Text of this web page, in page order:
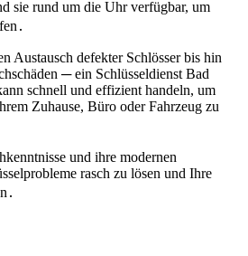
sie rund um die Uhr verfügbar, um
Austausch defekter Schlösser bis hin
─ ein Schlüsseldienst Bad
schnell und effizient handeln, um
Zuhause, Büro oder Fahrzeug zu
und ihre modernen
rasch zu lösen und Ihre